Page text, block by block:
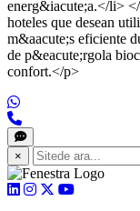
energ&iacute;a.</li>
hoteles que desean
m&aacute;s eficiente
de p&eacute;rgola
confort.</p>
×